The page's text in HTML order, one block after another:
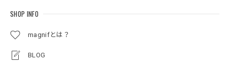
SHOP INFO
magnifとは？
BLOG